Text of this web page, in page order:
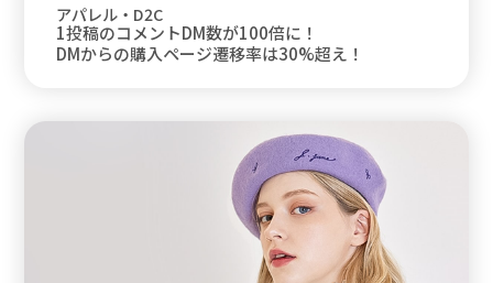
アパレル・D2C
1投稿のコメントDM数が100倍に！
DMからの購入ページ遷移率は30%超え！